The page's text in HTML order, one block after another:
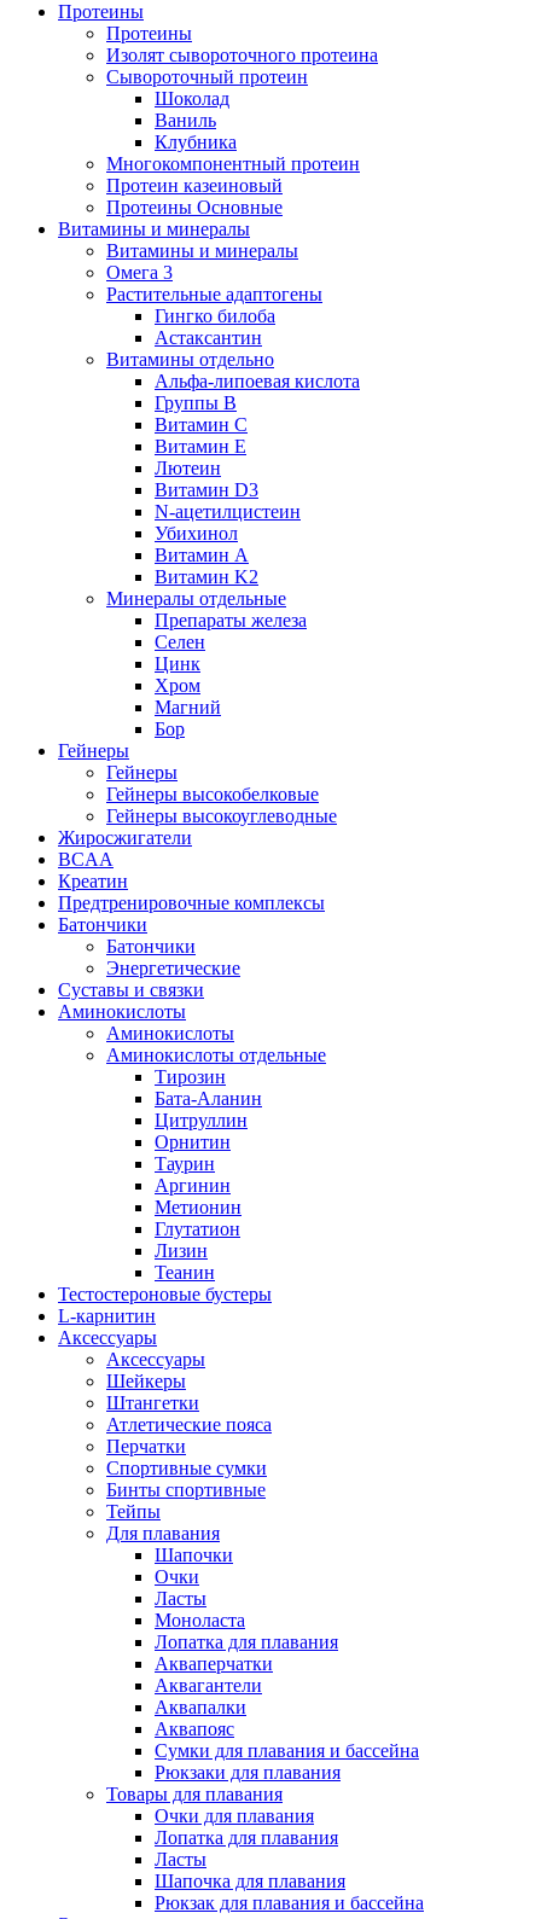
Протеины
Протеины
Изолят сывороточного протеина
Сывороточный протеин
Шоколад
Ваниль
Клубника
Многокомпонентный протеин
Протеин казеиновый
Протеины Основные
Витамины и минералы
Витамины и минералы
Омега 3
Растительные адаптогены
Гингко билоба
Астаксантин
Витамины отдельно
Альфа-липоевая кислота
Группы B
Витамин С
Витамин Е
Лютеин
Витамин D3
N-ацетилцистеин
Убихинол
Витамин А
Витамин K2
Минералы отдельные
Препараты железа
Селен
Цинк
Хром
Магний
Бор
Гейнеры
Гейнеры
Гейнеры высокобелковые
Гейнеры высокоуглеводные
Жиросжигатели
BCAA
Креатин
Предтренировочные комплексы
Батончики
Батончики
Энергетические
Суставы и связки
Аминокислоты
Аминокислоты
Аминокислоты отдельные
Тирозин
Бата-Аланин
Цитруллин
Орнитин
Таурин
Аргинин
Метионин
Глутатион
Лизин
Теанин
Тестостероновые бустеры
L-карнитин
Аксессуары
Аксессуары
Шейкеры
Штангетки
Атлетические пояса
Перчатки
Спортивные сумки
Бинты спортивные
Тейпы
Для плавания
Шапочки
Очки
Ласты
Моноласта
Лопатка для плавания
Акваперчатки
Аквагантели
Аквапалки
Аквапояс
Сумки для плавания и бассейна
Рюкзаки для плавания
Товары для плавания
Очки для плавания
Лопатка для плавания
Ласты
Шапочка для плавания
Рюкзак для плавания и бассейна